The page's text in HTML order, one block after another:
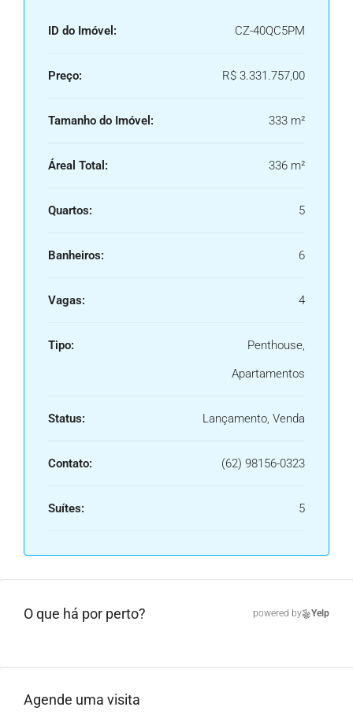
ID do Imóvel: CZ-40QC5PM
Preço: R$ 3.331.757,00
Tamanho do Imóvel: 333 m²
Áreal Total: 336 m²
Quartos: 5
Banheiros: 6
Vagas: 4
Tipo:
Penthouse,
Apartamentos
Status: Lançamento, Venda
Contato: (62) 98156-0323
Suítes: 5
O que há por perto? powered by Yelp
Agende uma visita